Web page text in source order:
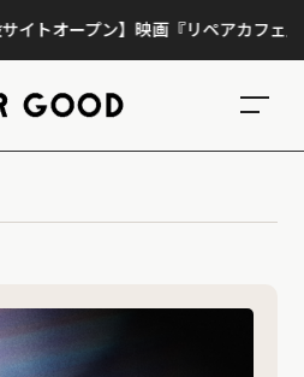
オープン】映画『リペアカフェ』、上